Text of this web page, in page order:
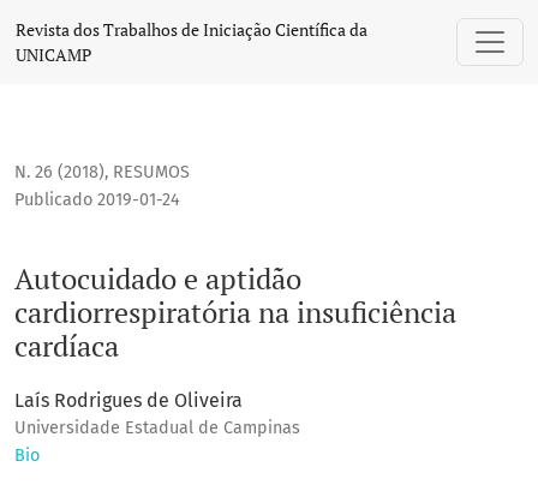
Autocuidado e aptidão cardiorrespiratória na insuficiência
Revista dos Trabalhos de Iniciação Científica da
UNICAMP
N. 26 (2018), RESUMOS
Autocuidado e aptidão
cardiorrespiratória na insuficiência
cardíaca
Publicado 2019-01-24
Laís Rodrigues de Oliveira
Universidade Estadual de Campinas
Bio